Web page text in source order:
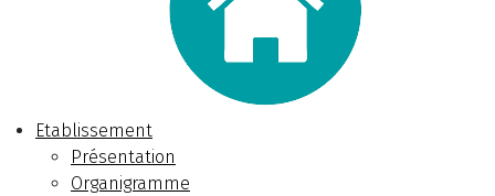
Etablissement
Présentation
Organigramme